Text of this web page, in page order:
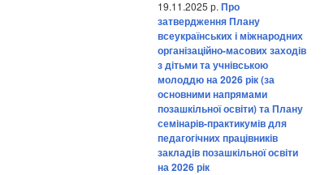
19.11.2025 р. Про
затвердження Плану
всеукраїнських і міжнародних
організаційно-масових заходів
з дітьми та учнівською
молоддю на 2026 рік (за
основними напрямами
позашкільної освіти) та Плану
семінарів-практикумів для
педагогічних працівників
закладів позашкільної освіти
на 2026 рік